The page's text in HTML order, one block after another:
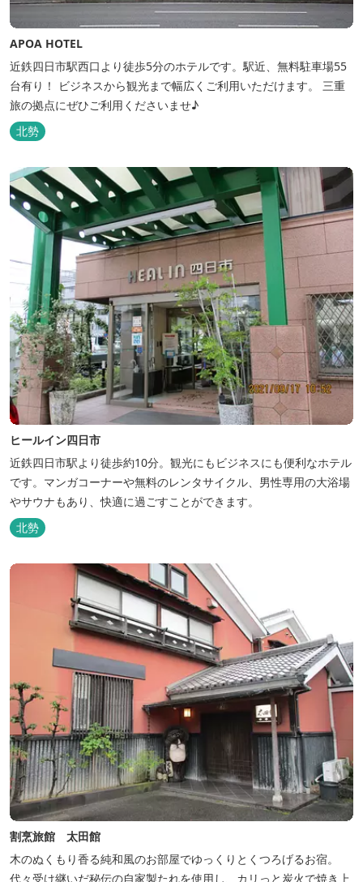
APOA HOTEL
近鉄四日市駅西口より徒歩5分のホテルです。駅近、無料駐車場55
台有り！ ビジネスから観光まで幅広くご利用いただけます。 三重
旅の拠点にぜひご利用くださいませ♪
北勢
ヒールイン四日市
近鉄四日市駅より徒歩約10分。観光にもビジネスにも便利なホテル
です。マンガコーナーや無料のレンタサイクル、男性専用の大浴場
やサウナもあり、快適に過ごすことができます。
北勢
割烹旅館 太田館
木のぬくもり香る純和風のお部屋でゆっくりとくつろげるお宿。
代々受け継いだ秘伝の自家製たれを使用し、カリっと炭火で焼き上